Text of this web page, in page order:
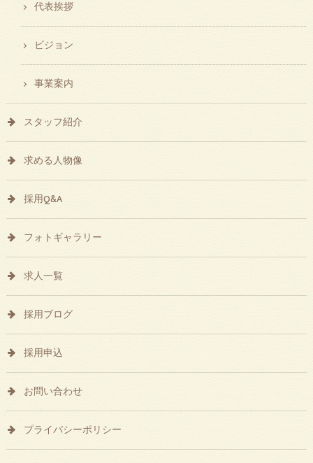
代表挨拶
ビジョン
事業案内
スタッフ紹介
求める人物像
採用Q&A
フォトギャラリー
求人一覧
採用ブログ
採用申込
お問い合わせ
プライバシーポリシー